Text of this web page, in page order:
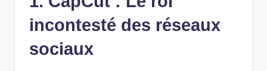
incontesté des réseaux
sociaux